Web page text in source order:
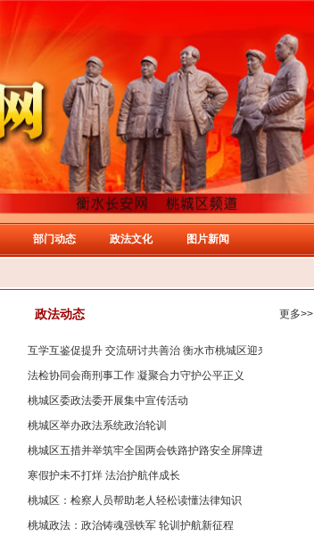
部门动态 政法文化 图片新闻
政法动态 更多>>
互学互鉴促提升 交流研讨共善治 衡水市桃城区迎来廊...
法检协同会商刑事工作 凝聚合力守护公平正义
桃城区委政法委开展集中宣传活动
桃城区举办政法系统政治轮训
桃城区五措并举筑牢全国两会铁路护路安全屏障进行时
寒假护未不打烊 法治护航伴成长
桃城区：检察人员帮助老人轻松读懂法律知识
桃城政法：政治铸魂强铁军 轮训护航新征程